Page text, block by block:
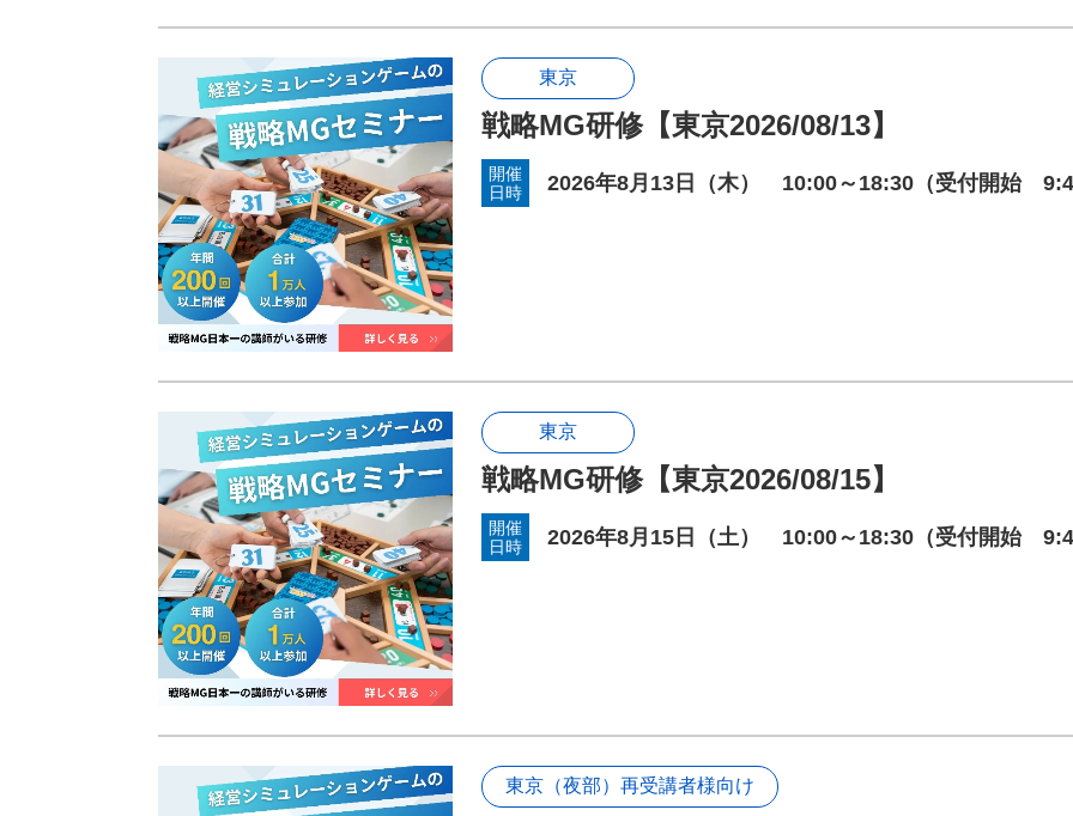
東京
戦略MG研修【東京2026/08/13】
開催
日時
2026年8月13日（木） 10:00～18:30（受付開始
東京
戦略MG研修【東京2026/08/15】
開催
日時
2026年8月15日（土） 10:00～18:30（受付開始
東京（夜部）再受講者様向け